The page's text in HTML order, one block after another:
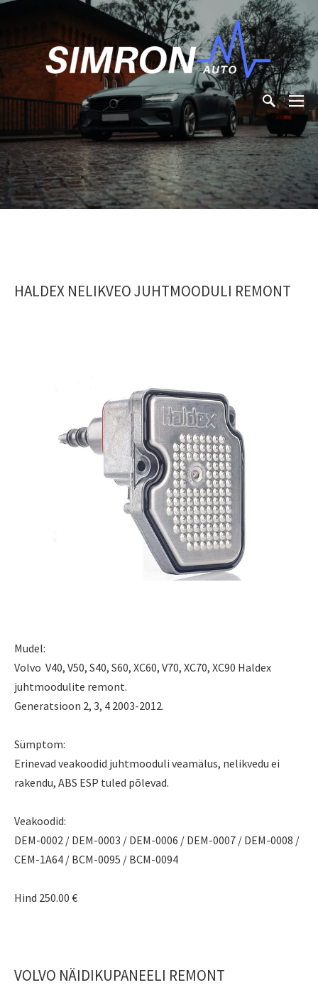
HALDEX NELIKVEO JUHTMOODULI REMONT
Mudel:
Volvo V40, V50, S40, S60, XC60, V70, XC70, XC90 Haldex
juhtmoodulite remont.
Generatsioon 2, 3, 4 2003-2012.
Sümptom:
Erinevad veakoodid juhtmooduli veamälus, nelikvedu ei
rakendu, ABS ESP tuled põlevad.
Veakoodid:
DEM-0002 / DEM-0003 / DEM-0006 / DEM-0007 / DEM-0008 /
CEM-1A64 / BCM-0095 / BCM-0094
Hind 250.00 €
VOLVO NÄIDIKUPANEELI REMONT